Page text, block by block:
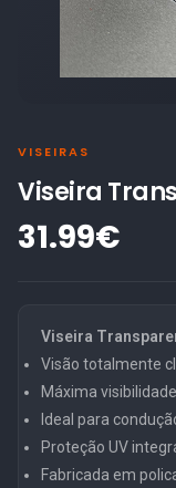
VISEIRAS
Viseira
31.99€
Viseira
Visão totalmente
Máxima
Ideal para
Proteção UV
Fabricada em